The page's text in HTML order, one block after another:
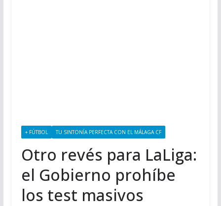
+ FÚTBOL TU SINTONÍA PERFECTA CON EL MÁLAGA CF
Otro revés para LaLiga:
el Gobierno prohíbe
los test masivos